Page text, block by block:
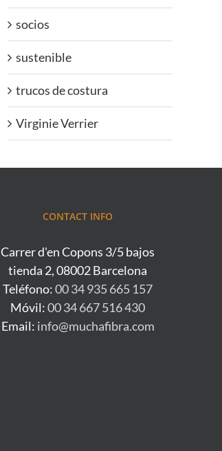
socios
sustenible
trucos de costura
Virginie Verrier
CONTACT INFO
Carrer d'en Copons 3/5 bajos
tienda 2, 08002 Barcelona
Teléfono:00 34 935 665 157
Móvil:00 34 667 516 430
Email: info@muchafibra.com